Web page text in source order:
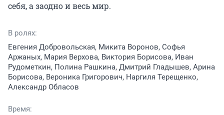
себя, а заодно и весь мир.
В ролях:
Евгения Добровольская, Микита Воронов, Софья
Аржаных, Мария Верхова, Виктория Борисова, Иван
Рудометкин, Полина Рашкина, Дмитрий Гладышев, Арина
Борисова, Вероника Григорович, Наргиля Терещенко,
Александр Обласов
Время: